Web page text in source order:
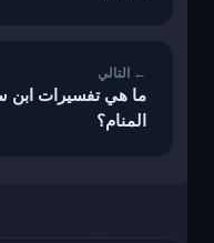
ما هي تفسيرات ابن
المنام؟